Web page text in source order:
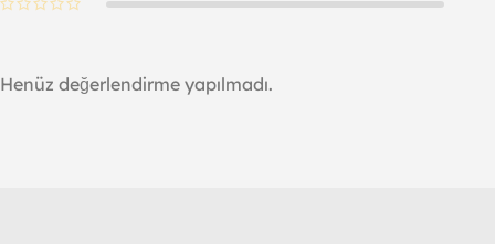
Henüz değerlendirme yapılmadı.